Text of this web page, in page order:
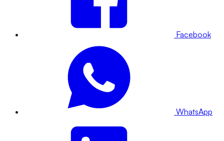
Facebook
WhatsApp